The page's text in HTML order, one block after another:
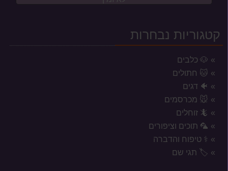
קטגוריות נבחרות
🐶 כלבים
🐱 חתולים
🐠 דגים
🐭 מכרסמים
🦎 זוחלים
🦜 תוכים וציפורים
⚕️ טיפוח והדברה
🏷️ תגי שם
אזורי משלוח לשקי מזון, אקווריומים